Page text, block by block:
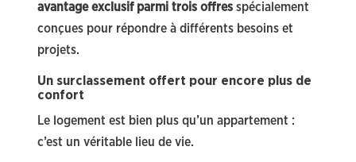
avantage exclusif parmi trois offresspécialement
conçues pour répondre à différents besoins et
projets.
Un surclassement offert pour encore plus de
confort
Le logement est bien plus qu’un appartement :
c’est un véritable lieu de vie.